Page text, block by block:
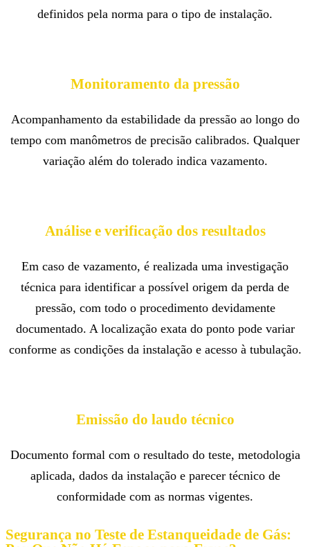
definidos pela norma para o tipo de instalação.
Monitoramento da pressão
Acompanhamento da estabilidade da pressão ao longo do
tempo com manômetros de precisão calibrados. Qualquer
variação além do tolerado indica vazamento.
Análise e verificação dos resultados
Em caso de vazamento, é realizada uma investigação
técnica para identificar a possível origem da perda de
pressão, com todo o procedimento devidamente
documentado. A localização exata do ponto pode variar
conforme as condições da instalação e acesso à tubulação.
Emissão do laudo técnico
Documento formal com o resultado do teste, metodologia
aplicada, dados da instalação e parecer técnico de
conformidade com as normas vigentes.
Segurança no Teste de Estanqueidade de Gás: